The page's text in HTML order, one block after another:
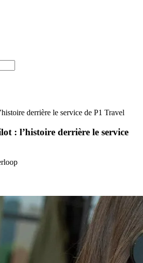
derrière le service de P1 Travel
: l’histoire derrière le service